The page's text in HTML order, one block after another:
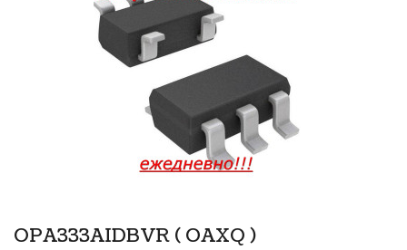
OPA333AIDBVR ( OAXQ )